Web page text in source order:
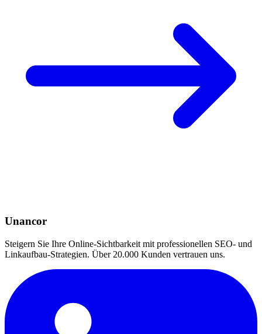
Unancor
Steigern Sie Ihre Online-Sichtbarkeit mit professionellen SEO- und
Linkaufbau-Strategien. Über 20.000 Kunden vertrauen uns.